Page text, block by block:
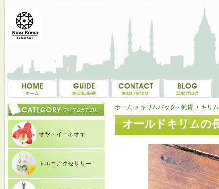
オヤ・イーネオヤ
トルコアクセサリー
ホーム > キリムバッグ・雑貨 > キリ
オールドキリムの